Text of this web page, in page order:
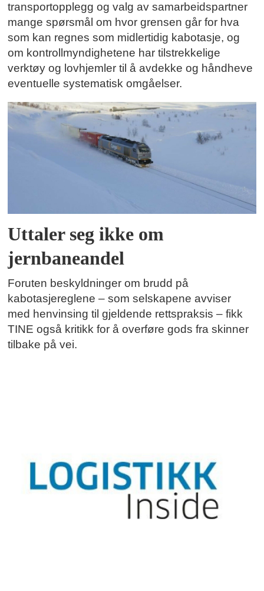
transportopplegg og valg av samarbeidspartner
mange spørsmål om hvor grensen går for hva
som kan regnes som midlertidig kabotasje, og
om kontrollmyndighetene har tilstrekkelige
verktøy og lovhjemler til å avdekke og håndheve
eventuelle systematisk omgåelser.
Uttaler seg ikke om
jernbaneandel
Foruten beskyldninger om brudd på
kabotasjereglene – som selskapene avviser
med henvinsing til gjeldende rettspraksis – fikk
TINE også kritikk for å overføre gods fra skinner
tilbake på vei.